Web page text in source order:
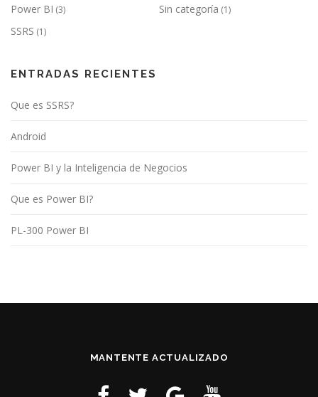
Power BI (3) Sin categoría (1)
SSRS (1)
ENTRADAS RECIENTES
Que es SSRS?
Android
Power BI y la Inteligencia de Negocios
Que es Power BI?
PL-300 Power BI
MANTENTE ACTUALIZADO